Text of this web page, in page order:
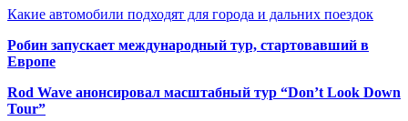
Какие автомобили подходят для города и дальних поездок
Робин запускает международный тур, стартовавший в
Европе
Rod Wave анонсировал масштабный тур “Don’t Look Down
Tour”